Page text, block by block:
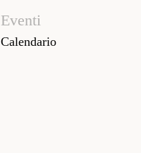
Eventi
Calendario